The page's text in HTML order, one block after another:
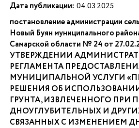
Дата публикации: 04.03.2025
постановление администрации
Новый Буян муниципального
Самарской области № 24 от
УТВЕРЖДЕНИИ
РЕГЛАМЕНТА
МУНИЦИПАЛЬНОЙ УСЛУГИ
РЕШЕНИЯ ОБ
ГРУНТА, ИЗВЛЕЧЕННОГО ПРИ
ДНОУГЛУБИТЕЛЬНЫХ И
СВЯЗАННЫХ С ИЗМЕНЕНИЕМ